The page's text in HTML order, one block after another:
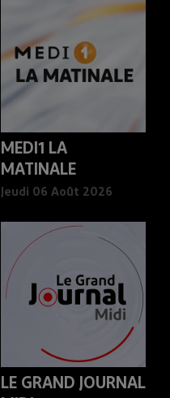
MEDI1 LA
MATINALE
Jeudi 06 Août 2026
LE GRAND JOURNAL